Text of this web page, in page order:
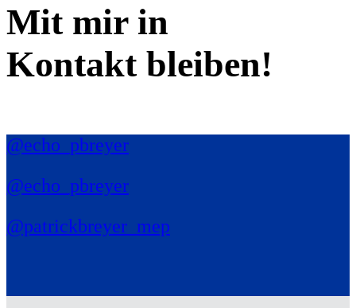
Mit mir in
Kontakt bleiben!
@echo_pbreyer
@echo_pbreyer
@patrickbreyer_mep